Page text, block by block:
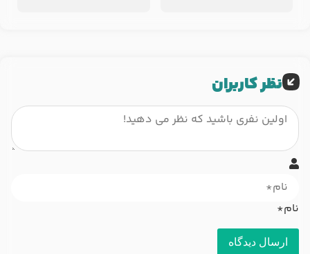
نظر کاربران
نام*